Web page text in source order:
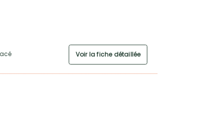
Voir la fiche détaillée